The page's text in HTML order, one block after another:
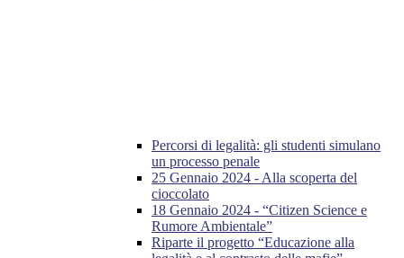
Percorsi di legalità: gli studenti simulano
un processo penale
25 Gennaio 2024 - Alla scoperta del
cioccolato
18 Gennaio 2024 - “Citizen Science e
Rumore Ambientale”
Riparte il progetto “Educazione alla